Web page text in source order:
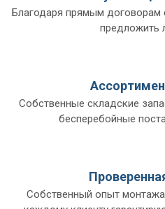
Благодаря прямым договорам
предложить
Собственные складские
бесперебойные
Собственный опыт